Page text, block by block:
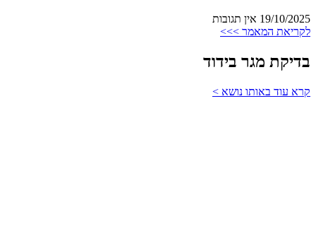
19/10/2025 אין תגובות
לקריאת המאמר >>>
בדיקת מגר בידוד
קרא עוד באותו נושא >